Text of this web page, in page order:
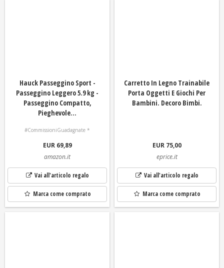
Hauck Passeggino Sport -
Passeggino Leggero 5.9 kg -
Passeggino Compatto,
Pieghevole...
#CommissioniGuadagnate *
EUR 69,89
amazon.it
Vai all'articolo regalo
Marca come comprato
Carretto In Legno Trainabile
Porta Oggetti E Giochi Per
Bambini. Decoro Bimbi.
EUR 75,00
eprice.it
Vai all'articolo regalo
Marca come comprato